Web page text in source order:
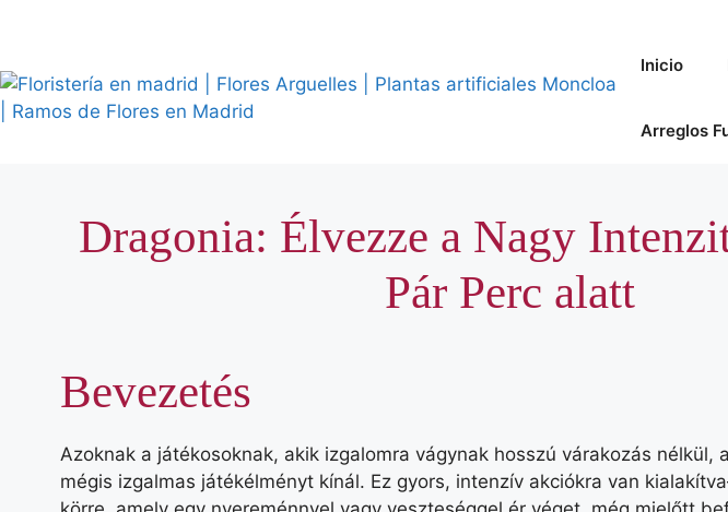
contenido
Inicio
Arreglos
Dragonia: Élvezze a Nagy
Pár Perc alatt
Bevezetés
Azoknak a játékosoknak, akik izgalomra vágynak hosszú várakozás nélkül,
mégis izgalmas játékélményt kínál. Ez gyors, intenzív akciókra van